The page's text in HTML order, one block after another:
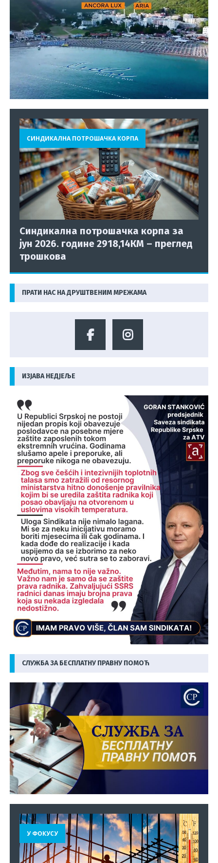
СИНДИКАЛНА ПОТРОШАЧКА КОРПА
Синдикална потрошачка корпа за
јун 2026. године 2918,14КМ – преглед
трошкова
ПРАТИ НАС НА ДРУШТВЕНИМ МРЕЖАМА
ИЗЈАВА НЕДЈЕЉЕ
СЛУЖБА ЗА БЕСПЛАТНУ ПРАВНУ ПОМОЋ
У ФОКУСУ